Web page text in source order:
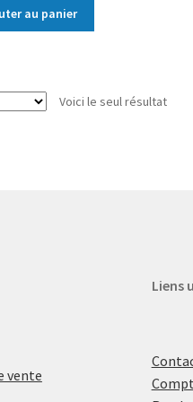
au panier
Voici le seul résultat
vente
Liens